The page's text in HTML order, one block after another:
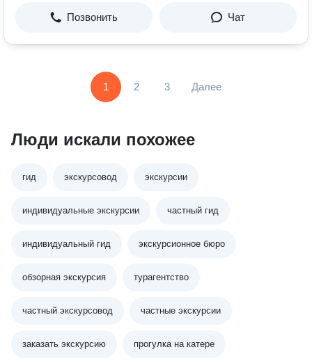
Позвонить Чат
1 2 3 Далее
Люди искали похожее
гид экскурсовод экскурсии
индивидуальные экскурсии частный гид
индивидуальный гид экскурсионное бюро
обзорная экскурсия турагентство
частный экскурсовод частные экскурсии
заказать экскурсию прогулка на катере